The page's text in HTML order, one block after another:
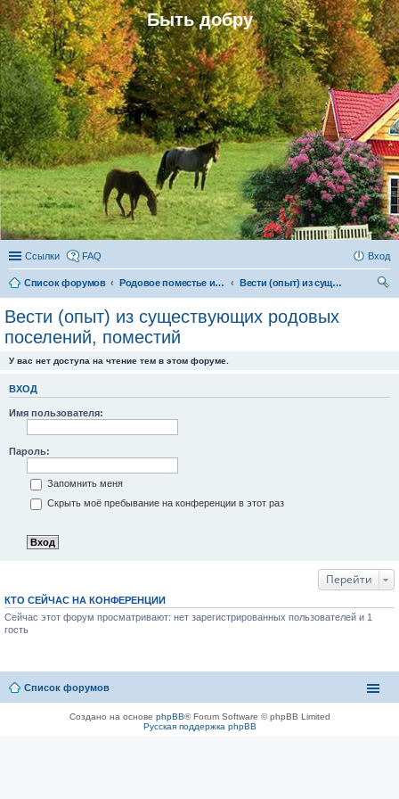
Быть добру
Ссылки FAQ Вход
Список форумов Родовое поместье и родовое поселение
Вести (опыт) из существующих родовых поселений, поместий
Вести (опыт) из существующих родовых
поселений, поместий
У вас нет доступа на чтение тем в этом форуме.
ВХОД
Имя пользователя:
Пароль:
Запомнить меня
Скрыть моё пребывание на конференции в этот раз
Перейти
КТО СЕЙЧАС НА КОНФЕРЕНЦИИ
Сейчас этот форум просматривают: нет зарегистрированных пользователей и 1
гость
Список форумов
Создано на основе phpBB® Forum Software © phpBB Limited
Русская поддержка phpBB